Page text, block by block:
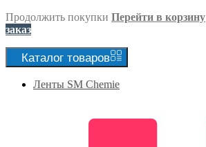
Продолжить покупки Перейти в корзину
заказ
Каталог товаров
Ленты SM Chemie